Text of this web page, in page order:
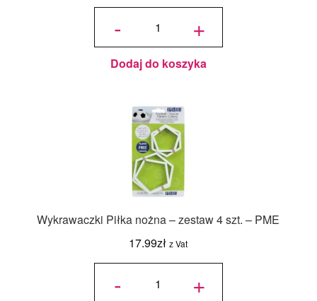
-
ilość Druty
22 - Decora +
Dodaj do koszyka
Wykrawaczki Piłka nożna – zestaw 4 szt. – PME
17.99zł z Vat
-
ilość
Piłka nożna -
zestaw 4 szt.
- PME +